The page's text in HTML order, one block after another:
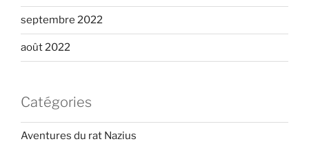
septembre 2022
août 2022
Catégories
Aventures du rat Nazius